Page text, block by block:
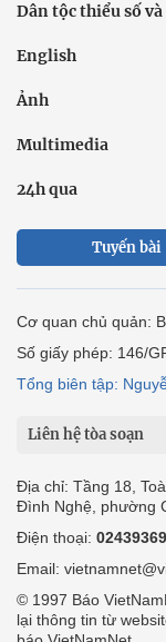
Dân tộc thiểu số
English
Ảnh
Multimedia
24h qua
Tuyến bài
Cơ quan chủ quản:
Số giấy phép: 146/
Tổng biên tập:
Liên hệ tòa soạn
Địa chỉ: Tầng 18,
Đình Nghệ, phường
Điện thoại:
Email:
© 1997 Báo
lại thông tin từ